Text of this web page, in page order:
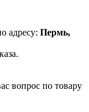
адресу: Пермь,
вопрос по товару